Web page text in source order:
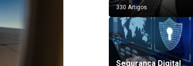
330 Artigos
Segurança Digital